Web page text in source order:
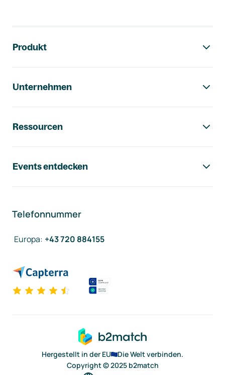
Produkt
Unternehmen
Ressourcen
Events entdecken
Telefonnummer
Europa: +43 720 884155
Hergestellt in der EU
Die Welt verbinden.
Copyright © 2025 b2match